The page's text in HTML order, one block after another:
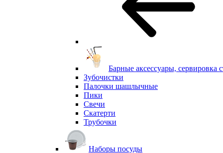
Барные аксессуары, сервировка
Зубочистки
Палочки шашлычные
Пики
Свечи
Скатерти
Трубочки
Наборы посуды